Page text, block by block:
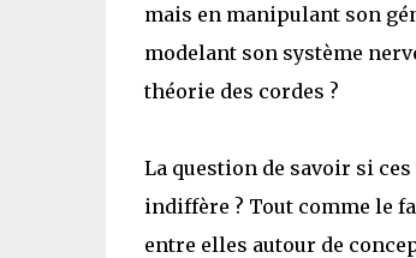
mais en manipulant son
modelant son système
théorie des cordes ?
La question de savoir si
indiffère ? Tout comme le
entre elles autour de